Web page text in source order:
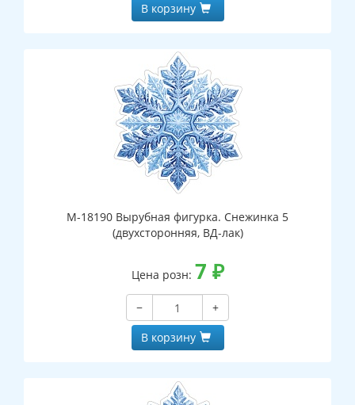
В корзину
М-18190 Вырубная фигурка. Снежинка 5
(двухсторонняя, ВД-лак)
Цена розн: 7 ₽
−
+
В корзину